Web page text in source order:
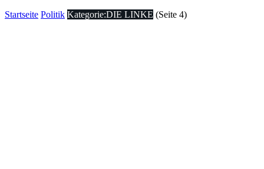
Startseite Politik Kategorie:DIE LINKE (Seite 4)